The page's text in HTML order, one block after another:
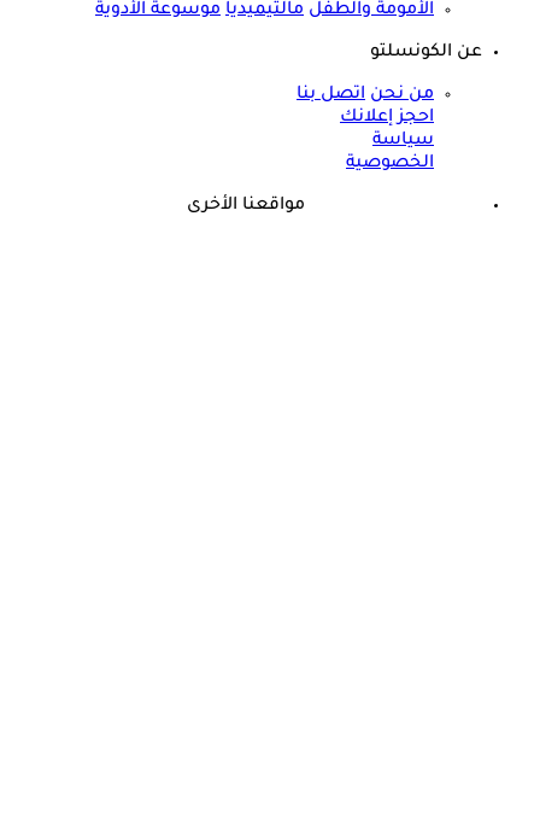
الأمومة والطفل مالتيميديا موسوعة الأدوية
عن الكونسلتو
من نحن اتصل بنا
احجز إعلانك
سياسة
الخصوصية
مواقعنا الأخرى